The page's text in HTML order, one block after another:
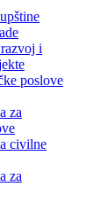
i
poslove
za
civilne
za